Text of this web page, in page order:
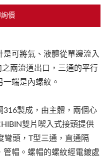
價
可將氣、液體從單邊流入
兩流道出口，三通的平行
端是內螺紋。
316製成，由主體，兩個心
雙片喫入式接頭提供
彎頭，T型三通，直通隔
帽。螺帽的螺紋經電鍍處